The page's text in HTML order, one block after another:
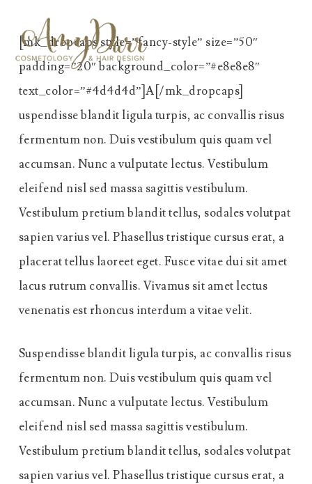
main
content
[mk_dropcaps style=”fancy-style” size=”50″
padding=”20″ background_color=”#e8e8e8″
text_color=”#4d4d4d”]A[/mk_dropcaps]
uspendisse blandit ligula turpis, ac convallis risus
fermentum non. Duis vestibulum quis quam vel
accumsan. Nunc a vulputate lectus. Vestibulum
eleifend nisl sed massa sagittis vestibulum.
Vestibulum pretium blandit tellus, sodales volutpat
sapien varius vel. Phasellus tristique cursus erat, a
placerat tellus laoreet eget. Fusce vitae dui sit amet
lacus rutrum convallis. Vivamus sit amet lectus
venenatis est rhoncus interdum a vitae velit.
Suspendisse blandit ligula turpis, ac convallis risus
fermentum non. Duis vestibulum quis quam vel
accumsan. Nunc a vulputate lectus. Vestibulum
eleifend nisl sed massa sagittis vestibulum.
Vestibulum pretium blandit tellus, sodales volutpat
sapien varius vel. Phasellus tristique cursus erat, a